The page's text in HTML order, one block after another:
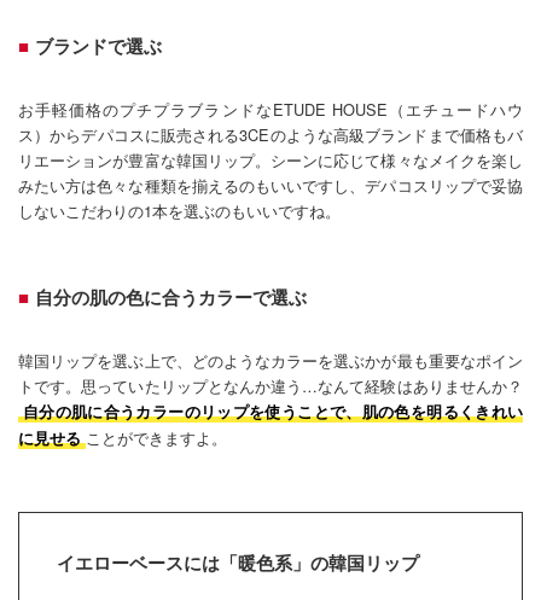
ブランドで選ぶ
お手軽価格のプチプラブランドなETUDE HOUSE（エチュードハウ
ス）からデパコスに販売される3CEのような高級ブランドまで価格もバ
リエーションが豊富な韓国リップ。シーンに応じて様々なメイクを楽し
みたい方は色々な種類を揃えるのもいいですし、デパコスリップで妥協
しないこだわりの1本を選ぶのもいいですね。
自分の肌の色に合うカラーで選ぶ
韓国リップを選ぶ上で、どのようなカラーを選ぶかが最も重要なポイン
トです。思っていたリップとなんか違う…なんて経験はありませんか？
自分の肌に合うカラーのリップを使うことで、肌の色を明るくきれい
に見せる ことができますよ。
イエローベースには「暖色系」の韓国リップ